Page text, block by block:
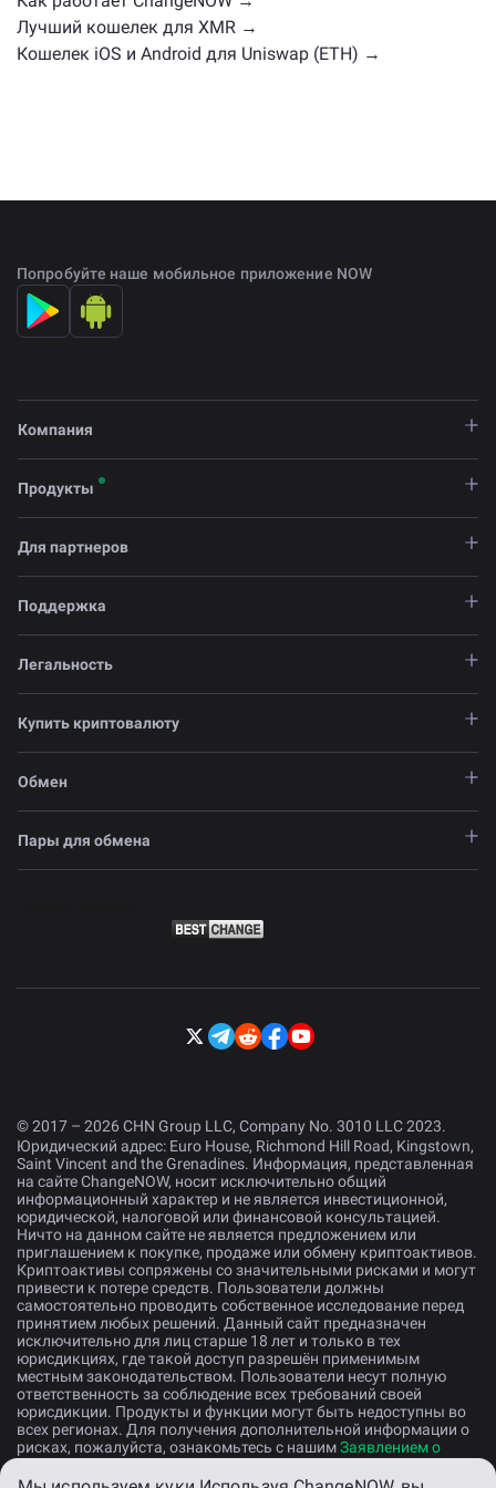
Лучший кошелек для XMR →
Кошелек iOS и Android для Uniswap (ETH) →
Попробуйте наше мобильное приложение NOW
Компания
Продукты
Для партнеров
Поддержка
Легальность
Купить криптовалюту
Обмен
Пары для обмена
© 2017 – 2026 CHN Group LLC, Company No. 3010 LLC 2023.
Юридический адрес: Euro House, Richmond Hill Road, Kingstown,
Saint Vincent and the Grenadines. Информация, представленная
на сайте ChangeNOW, носит исключительно общий
информационный характер и не является инвестиционной,
юридической, налоговой или финансовой консультацией.
Ничто на данном сайте не является предложением или
приглашением к покупке, продаже или обмену криптоактивов.
Криптоактивы сопряжены со значительными рисками и могут
привести к потере средств. Пользователи должны
самостоятельно проводить собственное исследование перед
принятием любых решений. Данный сайт предназначен
исключительно для лиц старше 18 лет и только в тех
юрисдикциях, где такой доступ разрешён применимым
местным законодательством. Пользователи несут полную
ответственность за соблюдение всех требований своей
юрисдикции. Продукты и функции могут быть недоступны во
всех регионах. Для получения дополнительной информации о
рисках, пожалуйста, ознакомьтесь с нашимЗаявлением о